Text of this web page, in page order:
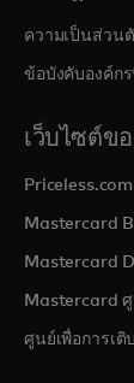
ความเป็นส่วน
ข้อบังคับองค์ก
เว็บไซต์ข
Priceless.com
Mastercard
Mastercard
Mastercard
ศูนย์เพื่อการเ